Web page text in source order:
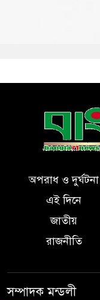
অপরাধ ও দুর্ঘটনা
এই দিনে
জাতীয়
রাজনীতি
সম্পাদক মন্ডলী